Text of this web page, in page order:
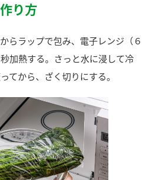
作り方
らラップで包み、電子レンジ（６
加熱する。さっと水に浸して冷
てから、ざく切りにする。